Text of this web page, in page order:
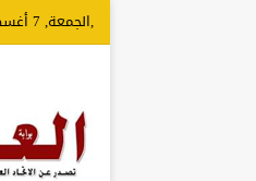
,الجمعة, 7 أغسطس، 2026 6:32 مساءً